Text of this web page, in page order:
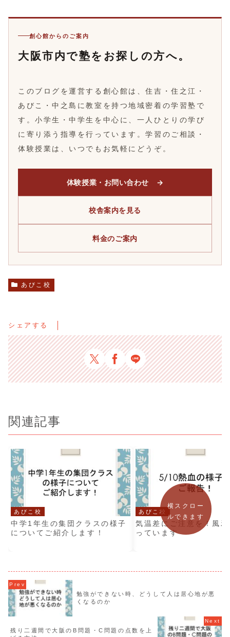
創心館からのご案内
大阪市内で塾をお探しの方へ。
このブログを運営する創心館は、住吉・住之江・
あびこ・中之島に教室を持つ地域密着の学習塾で
す。小学生・中学生を中心に、一人ひとりの学び
に寄り添う指導を行っています。学習のご相談・
体験授業は、いつでもお気軽にどうぞ。
体験授業・お問い合わせ →
校舎案内を見る
料金のご案内
あびこ校
シェアする
関連記事
あびこ校
中学1年生の集団クラスの様子
についてご紹介します！
あびこ校
気温差にご注意を！風
っています
横スクロー
ルできます
勉強ができない時、どうして人は居心地が悪
くなるのか
残り二週間で大阪のB問題・C問題の点数を上